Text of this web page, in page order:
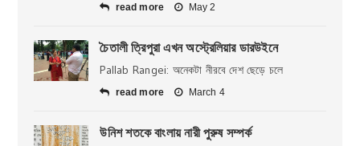
read more May 2
চৈতালী ত্রিপুরা এখন অস্ট্রেলিয়ার ডারউইনে
Pallab Rangei: অনেকটা নীরবে দেশ ছেড়ে চলে
read more March 4
উনিশ শতকে বাংলায় নারী পুরুষ সম্পর্ক